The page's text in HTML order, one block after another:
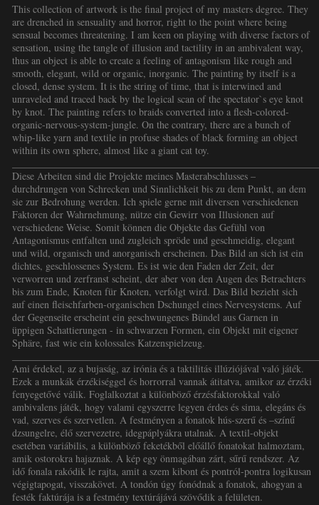
This collection of artwork is the final project of my masters degree. They
are drenched in sensuality and horror, right to the point where being
sensual becomes threatening. I am keen on playing with diverse factors of
sensation, using the tangle of illusion and tactility in an ambivalent way,
thus an object is able to create a feeling of antagonism like rough and
smooth, elegant, wild or organic, inorganic. The painting by itself is a
closed, dense system. It is the string of time, that is interwined and
unraveled and traced back by the logical scan of the spectator`s eye knot
by knot. The painting refers to braids converted into a flesh-colored-
organic-nervous-system-jungle. On the contrary, there are a bunch of
whip-like yarn and textile in profuse shades of black forming an object
within its own sphere, almost like a giant cat toy.
Diese Arbeiten sind die Projekte meines Masterabschlusses –
durchdrungen von Schrecken und Sinnlichkeit bis zu dem Punkt, an dem
sie zur Bedrohung werden. Ich spiele gerne mit diversen verschiedenen
Faktoren der Wahrnehmung, nütze ein Gewirr von Illusionen auf
verschiedene Weise. Somit können die Objekte das Gefühl von
Antagonismus entfalten und zugleich spröde und geschmeidig, elegant
und wild, organisch und anorganisch erscheinen. Das Bild an sich ist ein
dichtes, geschlossenes System. Es ist wie den Faden der Zeit, der
verworren und zerfranst scheint, der aber von den Augen des Betrachters
bis zum Ende, Knoten für Knoten, verfolgt wird. Das Bild bezieht sich
auf einen fleischfarben-organischen Dschungel eines Nervesystems. Auf
der Gegenseite erscheint ein geschwungenes Bündel aus Garnen in
üppigen Schattierungen - in schwarzen Formen, ein Objekt mit eigener
Sphäre, fast wie ein kolossales Katzenspielzeug.
Ami érdekel, az a bujaság, az irónia és a taktilitás illúziójával való játék.
Ezek a munkák érzékiséggel és horrorral vannak átitatva, amikor az érzéki
fenyegetővé válik. Foglalkoztat a különböző érzésfaktorokkal való
ambivalens játék, hogy valami egyszerre legyen érdes és sima, elegáns és
vad, szerves és szervetlen. A festményen a fonatok hús-szerű és –színű
dzsungelre, élő szervezetre, idegpáplyákra utalnak. A textil-objekt
esetében variábilis, a különböző feketékből előállő fonatokat halmoztam,
amik ostorokra hajaznak. A kép egy önmagában zárt, sűrű rendszer. Az
idő fonala rakódik le rajta, amit a szem kibont és pontról-pontra logikusan
végigtapogat, visszakövet. A tondón úgy fonódnak a fonatok, ahogyan a
festék faktúrája is a festmény textúrájává szövődik a felületen.